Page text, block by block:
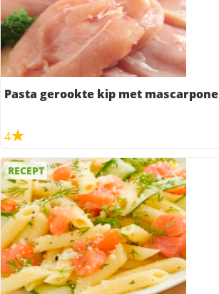
Pasta gerookte kip met mascarpone
4
RECEPT